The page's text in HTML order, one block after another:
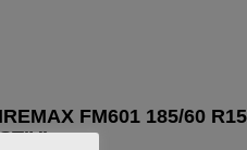
FM601 185/60